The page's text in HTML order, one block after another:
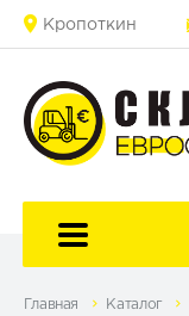
Кропоткин
Главная Каталог